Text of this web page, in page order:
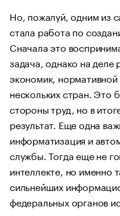
Но, пожалуй, одним из
стала работа по
Сначала это
задача, однако на деле
экономик,
нескольких стран. Это
стороны труд, но в
результат. Еще одна
информатизация и
службы. Тогда еще не
интеллекте, но именно
сильнейших
федеральных органов